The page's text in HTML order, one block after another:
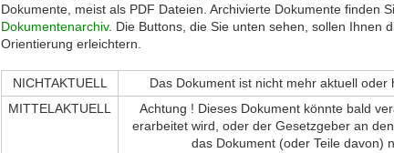
Dokumente, meist als PDF Dateien. Archivierte Dokumente finden
Dokumentenarchiv. Die Buttons, die Sie unten sehen, sollen Ihnen
Orientierung erleichtern.
NICHTAKTUELL
Das Dokument ist nicht mehr aktuell
MITTELAKTUELL
Achtung ! Dieses Dokument könnte bald
erarbeitet wird, oder der Gesetzgeber an
das Dokument (oder Teile davon)